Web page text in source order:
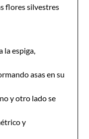
flores silvestres
la espiga,
asas en su
y otro lado se
y